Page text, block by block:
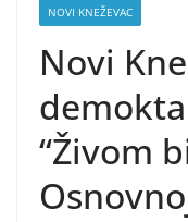
NOVI KNEŽEVAC
Novi
“Živom